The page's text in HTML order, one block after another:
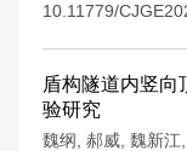
10.11779/
盾构隧道内竖向
验研究
魏纲 郝威 魏新江